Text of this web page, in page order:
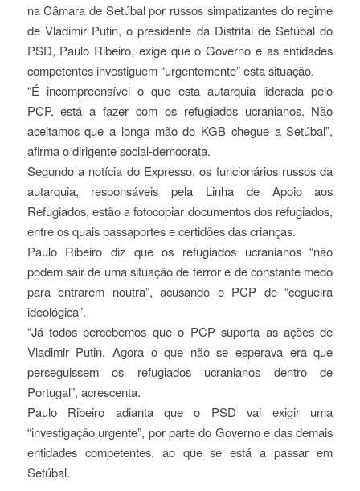
na Câmara de Setúbal por russos simpatizantes do regime
de Vladimir Putin, o presidente da Distrital de Setúbal do
PSD, Paulo Ribeiro, exige que o Governo e as entidades
competentes investiguem “urgentemente” esta situação.
“É incompreensível o que esta autarquia liderada pelo
PCP, está a fazer com os refugiados ucranianos. Não
aceitamos que a longa mão do KGB chegue a Setúbal”,
afirma o dirigente social-democrata.
Segundo a notícia do Expresso, os funcionários russos da
autarquia, responsáveis pela Linha de Apoio aos
Refugiados, estão a fotocopiar documentos dos refugiados,
entre os quais passaportes e certidões das crianças.
Paulo Ribeiro diz que os refugiados ucranianos “não
podem sair de uma situação de terror e de constante medo
para entrarem noutra”, acusando o PCP de “cegueira
ideológica”.
“Já todos percebemos que o PCP suporta as ações de
Vladimir Putin. Agora o que não se esperava era que
perseguissem os refugiados ucranianos dentro de
Portugal”, acrescenta.
Paulo Ribeiro adianta que o PSD vai exigir uma
“investigação urgente”, por parte do Governo e das demais
entidades competentes, ao que se está a passar em
Setúbal.